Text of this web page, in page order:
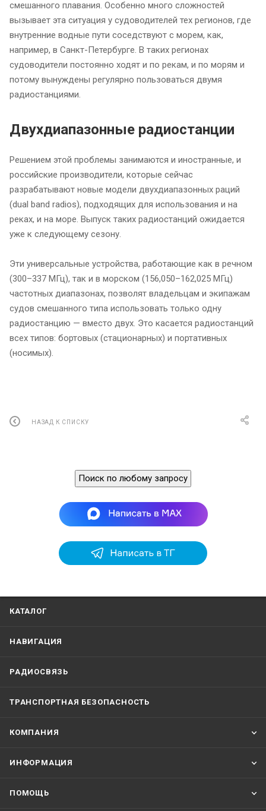
смешанного плавания. Особенно много сложностей
вызывает эта ситуация у судоводителей тех регионов, где
внутренние водные пути соседствуют с морем, как,
например, в Санкт-Петербурге. В таких регионах
судоводители постоянно ходят и по рекам, и по морям и
потому вынуждены регулярно пользоваться двумя
радиостанциями.
Двухдиапазонные радиостанции
Решением этой проблемы занимаются и иностранные, и
российские производители, которые сейчас
разрабатывают новые модели двухдиапазонных раций
(dual band radios), подходящих для использования и на
реках, и на море. Выпуск таких радиостанций ожидается
уже к следующему сезону.
Эти универсальные устройства, работающие как в речном
(300–337 МГц), так и в морском (156,050–162,025 МГц)
частотных диапазонах, позволят владельцам и экипажам
судов смешанного типа использовать только одну
радиостанцию — вместо двух. Это касается радиостанций
всех типов: бортовых (стационарных) и портативных
(носимых).
НАЗАД К СПИСКУ
Поиск по любому запросу
КАТАЛОГ
НАВИГАЦИЯ
РАДИОСВЯЗЬ
ТРАНСПОРТНАЯ БЕЗОПАСНОСТЬ
КОМПАНИЯ
ИНФОРМАЦИЯ
ПОМОЩЬ